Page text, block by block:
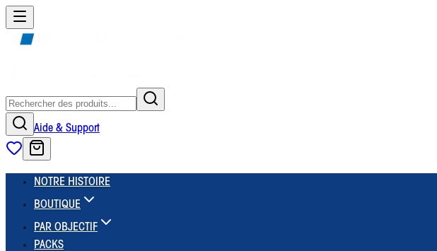
Aide & Support
NOTRE HISTOIRE
BOUTIQUE
PAR OBJECTIF
PACKS